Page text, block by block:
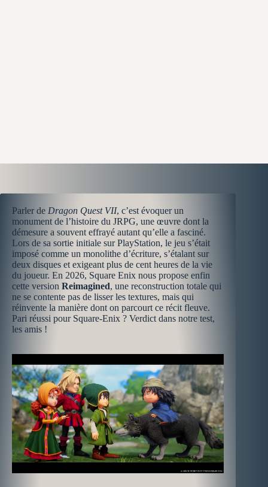
Parler de Dragon Quest VII, c’est évoquer un
monument de l’histoire du JRPG, une œuvre dont la
démesure a souvent effrayé autant qu’elle a fasciné.
Lors de sa sortie initiale sur PlayStation, le jeu s’était
imposé comme un monolithe d’écriture, s’étalant sur
deux disques et exigeant plus de cent heures de la vie
du joueur. En 2026, Square Enix nous propose enfin
cette version Reimagined, une reconstruction totale qui
ne se contente pas de lisser les textures, mais qui
réinvente la manière dont on parcourt ce récit fleuve.
Pari réussi pour Square-Enix ? Verdict dans notre test,
les amis !